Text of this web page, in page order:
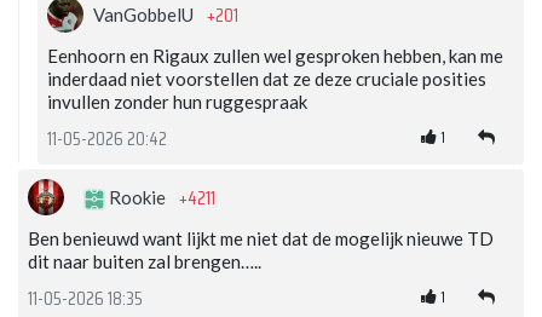
VanGobbelU +201
Eenhoorn en Rigaux zullen wel gesproken hebben, kan me
inderdaad niet voorstellen dat ze deze cruciale posities
invullen zonder hun ruggespraak
11-05-2026 20:42 1
Rookie +4211
Ben benieuwd want lijkt me niet dat de mogelijk nieuwe TD
dit naar buiten zal brengen…..
11-05-2026 18:35 1